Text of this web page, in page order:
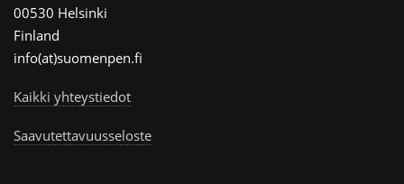
00530 Helsinki
Finland
info(at)suomenpen.fi
Kaikki yhteystiedot
Saavutettavuusseloste